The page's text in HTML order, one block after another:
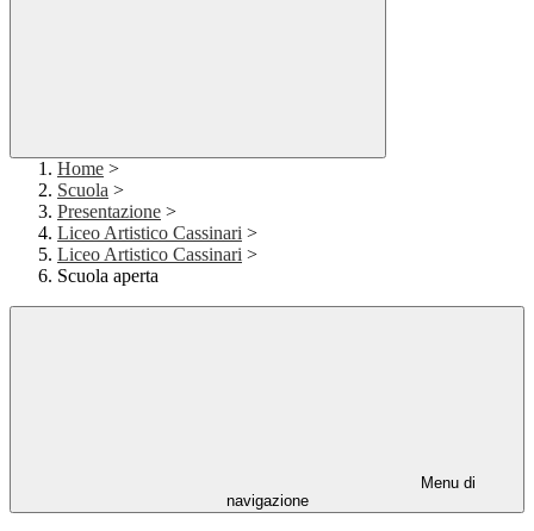
Home >
Scuola >
Presentazione >
Liceo Artistico Cassinari >
Liceo Artistico Cassinari >
Scuola aperta
Menu di
navigazione